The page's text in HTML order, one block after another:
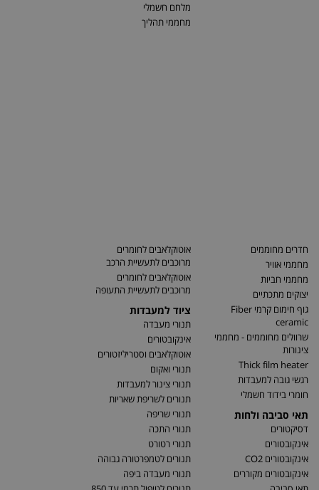
מלחם חשמלי
מחממי תהליך
חדרים מחוממים
מחממי אוויר
מחממי חביות
יצוקים מתכתיים
גוף חימום קרמי Fiber
ceramic
שרוולים מחוממים - מחממי
צינורות
Thick film heater
רגשי גובה למעבדות
חומרי בידוד חשמלי
תאי סביבה ולחות
דסיקטורים
אינקובטורים
אינקובטורים CO2
אינקובטורים מקוררים
אוטוקלאבים לחומרים
מרוכבים לתעשיית הרכב
אוטוקלאבים לחומרים
מרוכבים לתעשיית התעופה
ציוד למעבדות
תנורי מעבדה
אינקובטורים
אוטוקלאבים וסטריליזטורים
תנורי ואקום
תנורי צינור למעבדות
תנורים לשריפת שאריות
תנורי שריפה
תנורי התכה
תנורי רטורט
תנורים לטמפרטורה גבוהה
תנורי מעבדה ביפה